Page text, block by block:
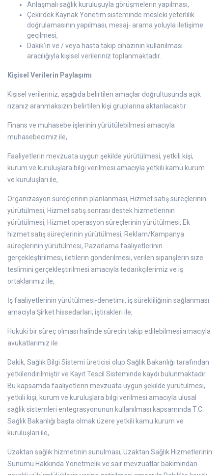
Anlaşmalı sağlık kuruluşuyla görüşmelerin yapılması,
Çekirdek Kaynak Yönetim sisteminde mesleki yeterlilik
doğrulamasının yapılması, mesaj- arama yoluyla iletişime
geçilmesi,
Dakik’in ve / veya hasta takip cihazının kullanılması
aracılığıyla kişisel verileriniz toplanmaktadır.
Kişisel Verilerin Paylaşımı
Kişisel verileriniz, aşağıda belirtilen amaçlar doğrultusunda açık
rızanız aranmaksızın belirtilen kişi gruplarına aktarılacaktır:
Finans ve muhasebe işlerinin yürütülebilmesi amacıyla
muhasebecimiz ile,
Faaliyetlerin mevzuata uygun şekilde yürütülmesi, yetkili kişi,
kurum ve kuruluşlara bilgi verilmesi amacıyla yetkili kamu kurum
ve kuruluşları ile,
Organizasyon süreçlerinin planlanması, Hizmet satış süreçlerinin
yürütülmesi, Hizmet satış sonrası destek hizmetlerinin
yürütülmesi, Hizmet operasyon süreçlerinin yürütülmesi, Ek
hizmet satış süreçlerinin yürütülmesi, Reklam/Kampanya
süreçlerinin yürütülmesi, Pazarlama faaliyetlerinin
gerçekleştirilmesi, iletilerin gönderilmesi, verilen siparişlerin size
teslimini gerçekleştirilmesi amacıyla tedarikçilerimiz ve iş
ortaklarımız ile,
İş faaliyetlerinin yürütülmesi-denetimi, iş sürekliliğinin sağlanması
amacıyla Şirket hissedarları, iştirakleri ile,
Hukuki bir süreç olması halinde sürecin takip edilebilmesi amacıyla
avukatlarımız ile
Dakik, Sağlık Bilgi Sistemi üreticisi olup Sağlık Bakanlığı tarafından
yetkilendirilmiştir ve Kayıt Tescil Sisteminde kaydı bulunmaktadır.
Bu kapsamda faaliyetlerin mevzuata uygun şekilde yürütülmesi,
yetkili kişi, kurum ve kuruluşlara bilgi verilmesi amacıyla ulusal
sağlık sistemleri entegrasyonunun kullanılması kapsamında T.C.
Sağlık Bakanlığı başta olmak üzere yetkili kamu kurum ve
kuruluşları ile,
Uzaktan sağlık hizmetinin sunulması, Uzaktan Sağlık Hizmetlerinin
Sunumu Hakkında Yönetmelik ve sair mevzuatlar bakımından